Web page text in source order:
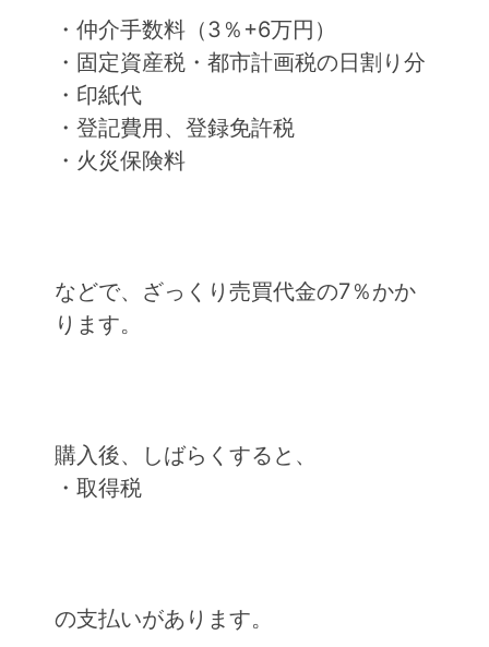
・仲介手数料（3％+6万円）
・固定資産税・都市計画税の日割り分
・印紙代
・登記費用、登録免許税
・火災保険料
などで、ざっくり売買代金の7％かか
ります。
購入後、しばらくすると、
・取得税
の支払いがあります。